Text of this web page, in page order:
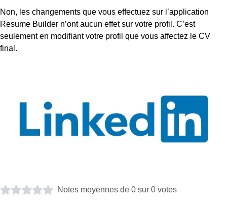
Non, les changements que vous effectuez sur l’application
Resume Builder n’ont aucun effet sur votre profil. C’est
seulement en modifiant votre profil que vous affectez le CV
final.
Notes moyennes de 0 sur 0 votes